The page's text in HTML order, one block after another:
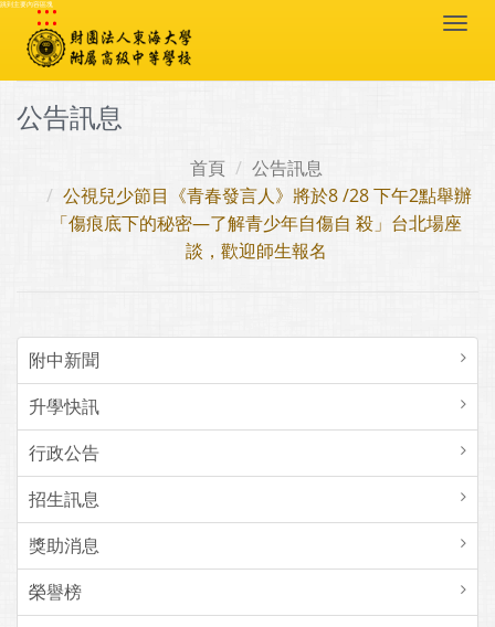
跳到主要內容區塊
:::
公告訊息
首頁
公告訊息
公視兒少節目《青春發言人》將於8 /28 下午2點舉辦
「傷痕底下的秘密—了解青少年自傷自 殺」台北場座
談，歡迎師生報名
附中新聞
升學快訊
行政公告
招生訊息
獎助消息
榮譽榜